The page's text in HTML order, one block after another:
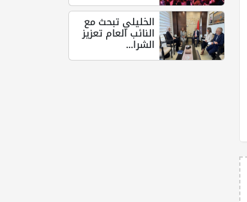
الخليلي تبحث مع
النائب العام تعزيز
الشرا...